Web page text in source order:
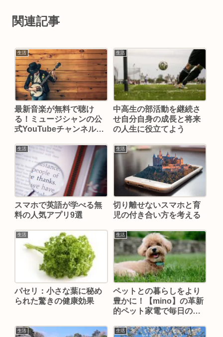
関連記事
生活
最新音楽が無料で聴け
る！ミュージシャンの公
式YouTubeチャンネル64
生活
中高生の部活動を継続さ
せ自分自身の成長と将来
の人生に役立てよう
生活
スマホで英語が学べる無
料の人気アプリ9選
生活
切り離せないスマホと育
児の付き合い方を考える
生活
パセリ：小さな葉に秘め
られた驚きの健康効果
生活
ペットとの暮らしをより
豊かに！【mino】の革新
的ペット家電で毎日のケ
生活 生活